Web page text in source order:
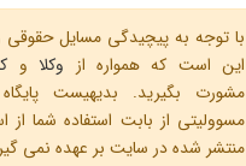
با توجه به پیچیدگی مسایل حقوقی
این است که همواره از وکلاو
مشورت بگیرید. بدیهیست
مسوولیتی از بابت استفاده شما از
منتشر شده در سایت بر عهده نمی